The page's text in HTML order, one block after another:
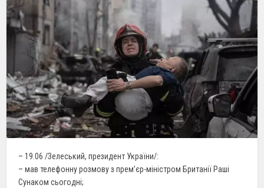
– 19.06 /Зелеський, президент України/:
– мав телефонну розмову з прем’єр-міністром Британії Раші
Сунаком сьогодні;